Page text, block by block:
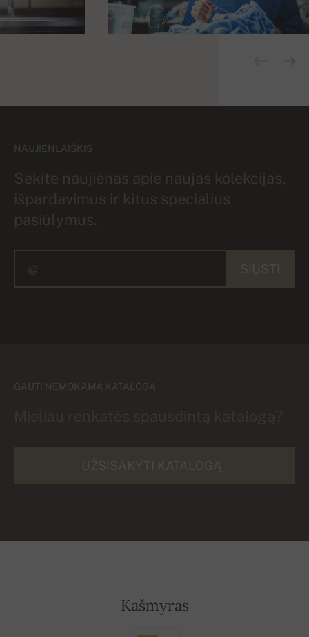
NAUJIENLAIŠKIS
Sekite naujienas apie naujas kolekcijas,
išpardavimus ir kitus specialius
pasiūlymus.
GAUTI NEMOKAMĄ KATALOGĄ
Kašmyras